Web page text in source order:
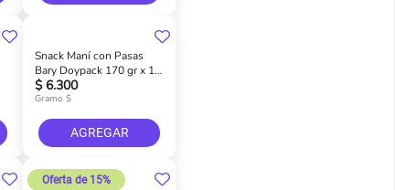
Snack Maní con Pasas
Bary Doypack 170 gr x 1
und
$ 6.300
Gramo $
AGREGAR
Oferta de 15%